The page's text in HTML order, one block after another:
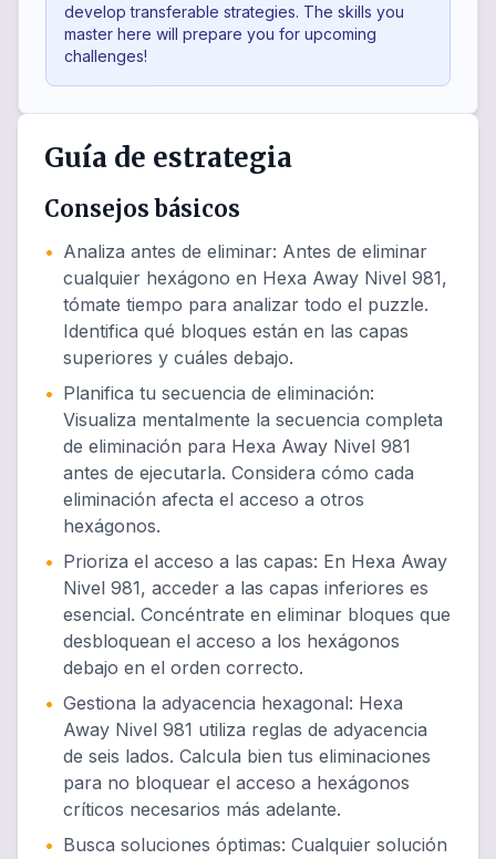
develop transferable strategies. The skills you
master here will prepare you for upcoming
challenges!
Guía de estrategia
Consejos básicos
• Analiza antes de eliminar: Antes de eliminar
cualquier hexágono en Hexa Away Nivel 981,
tómate tiempo para analizar todo el puzzle.
Identifica qué bloques están en las capas
superiores y cuáles debajo.
• Planifica tu secuencia de eliminación:
Visualiza mentalmente la secuencia completa
de eliminación para Hexa Away Nivel 981
antes de ejecutarla. Considera cómo cada
eliminación afecta el acceso a otros
hexágonos.
• Prioriza el acceso a las capas: En Hexa Away
Nivel 981, acceder a las capas inferiores es
esencial. Concéntrate en eliminar bloques que
desbloquean el acceso a los hexágonos
debajo en el orden correcto.
• Gestiona la adyacencia hexagonal: Hexa
Away Nivel 981 utiliza reglas de adyacencia
de seis lados. Calcula bien tus eliminaciones
para no bloquear el acceso a hexágonos
críticos necesarios más adelante.
• Busca soluciones óptimas: Cualquier solución